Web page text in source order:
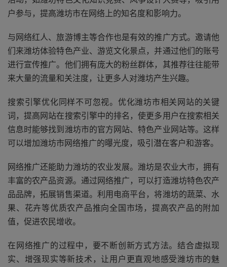
户参与，提高潍坊市在网络上的知名度和影响力。
与网络红人、旅游博主等合作也是有效的推广方式。邀请他
们来潍坊体验特色产业、游览文化景点，并通过他们的账号
进行宣传推广。他们拥有庞大的粉丝群体，其推荐往往能带
来大量的流量和关注度，让更多人对潍坊产生兴趣。
搜索引擎优化同样不可忽视。优化潍坊市相关网站的关键
词，提高网站在搜索引擎中的排名，使更多用户在搜索相关
信息时能够找到潍坊市的官方网站、特色产业网站等。这样
可以增加潍坊市网络推广的曝光度，吸引潜在客户和游客。
网络推广还能助力潍坊的农业发展。潍坊是农业大市，拥有
丰富的农产品资源。通过网络推广，可以打造潍坊特色农产
品品牌，拓展销售渠道。利用电商平台，将潍坊的蔬菜、水
果、花卉等优质农产品推向全国市场，提高农产品的附加
值，促进农民增收。
在网络推广的过程中，要不断创新方式方法。结合虚拟现
实、增强现实等新技术，让用户更直观地感受潍坊市的魅